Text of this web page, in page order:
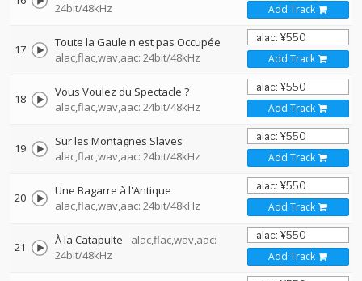
24bit/48kHz
Add Track
17
Toute la Gaule n'est pas Occupée
alac,flac,wav,aac: 24bit/48kHz
Add Track
18
Vous Voulez du Spectacle ?
alac,flac,wav,aac: 24bit/48kHz
Add Track
19
Sur les Montagnes Slaves
alac,flac,wav,aac: 24bit/48kHz
Add Track
20
Une Bagarre à l'Antique
alac,flac,wav,aac: 24bit/48kHz
Add Track
21 À la Catapulte
alac,flac,wav,aac:
24bit/48kHz
Add Track